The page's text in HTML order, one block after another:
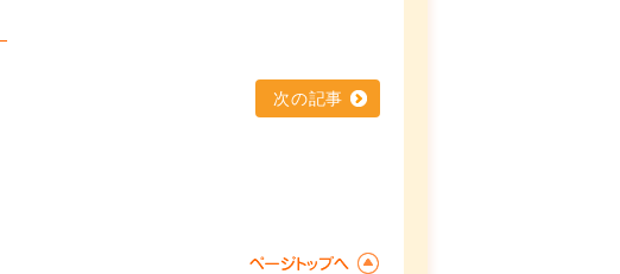
次の記事